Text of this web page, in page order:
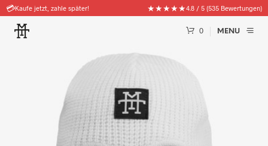
🚚Kostenloser Versand ab 50€ ★★★★★4.8 / 5 (535 Bewertungen)
0 MENU